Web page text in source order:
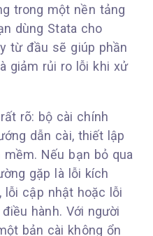
trong một nền tảng
dùng Stata cho
từ đầu sẽ giúp phần
giảm rủi ro lỗi khi xử
rõ: bộ cài chính
dẫn cài, thiết lập
Nếu bạn bỏ qua
gặp là lỗi kích
lỗi cập nhật hoặc lỗi
hành. Với người
bản cài không ổn